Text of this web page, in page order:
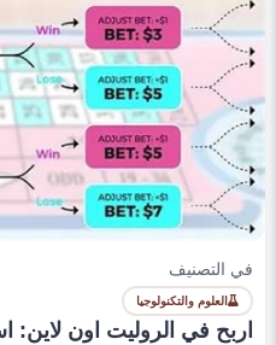
في التصنيف
العلوم والتكنولوجيا
اربح في الروليت اون لاين: